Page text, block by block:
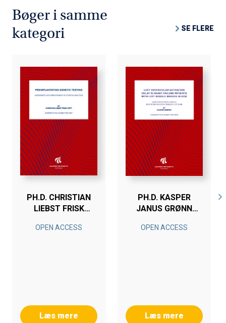
Bøger i samme
kategori
SE FLERE
PH.D. CHRISTIAN
LIEBST FRISK
OPEN ACCESS
Læs mere
PH.D. KASPER
JANUS GRØNN
OPEN ACCESS
Læs mere